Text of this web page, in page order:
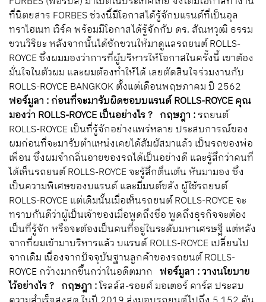
ที่นิตยสาร FORBES ช่วงนี้มีโอกาสได้รู้จักบแรนด์ที่เป็นอุล
ทราไฮเนท เวิร์ค พร้อมมีโอกาสได้รู้จักกับ ดร. สัณหวุฒิ ธรรม
ชวนวิริยะ หลังจากนั้นได้ชักชวนให้มาดูแลรถยนต์ ROLLS-
ROYCE ซึ่งผมมองว่าการที่ผู้บริหารให้โอกาสในครั้งนี้ เขาต้อง
มั่นใจในตัวผม และผมต้องทำให้ได้ เลยตัดสินใจร่วมงานกับ
ROLLS-ROYCE BANGKOK ตั้งแต่เดือนพฤษภาคม ปี 2562
ฟอร์มูลา : ก่อนที่จะมารับผิดชอบบแรนด์ ROLLS-ROYCE คุณ
มองว่า ROLLS-ROYCE เป็นอย่างไร ? กฤษฎา :รถยนต์
ROLLS-ROYCE เป็นที่รู้จักอย่างแพร่หลาย ประสบการณ์ของ
ผมก่อนที่จะมารับตำแหน่งเคยได้สัมผัสมาแล้ว เป็นรถของพ่อ
เพื่อน ซึ่งผมจำกลิ่นอายของรถได้เป็นอย่างดี และรู้สึกว่าคนที่
ได้เห็นรถยนต์ ROLLS-ROYCE จะรู้สึกตื่นเต้น หันมามอง ซึ่ง
เป็นความพิเศษของบแรนด์ และมีมนต์ขลัง ผู้ใช้รถยนต์
ROLLS-ROYCE แต่เดิมนั้นเมื่อเห็นรถยนต์ ROLLS-ROYCE จะ
ทราบกันดีว่าผู้เป็นเจ้าของเมื่อพูดถึงชื่อ พูดถึงธุรกิจจะต้อง
เป็นที่รู้จัก หรือจะต้องเป็นคนที่อยู่ในระดับมหาเศรษฐี แต่หลัง
จากที่ผมเข้ามาบริหารแล้ว บแรนด์ ROLLS-ROYCE เปลี่ยนไป
จากเดิม เนื่องจากปัจจุบันฐานลูกค้าของรถยนต์ ROLLS-
ROYCE กว้างมากขึ้นกว่าในอดีตมาก ฟอร์มูลา : วางนโยบาย
ไว้อย่างไร ? กฤษฎา :โรลล์ส-รอยศ์ มอเตอร์ คาร์ส ประสบ